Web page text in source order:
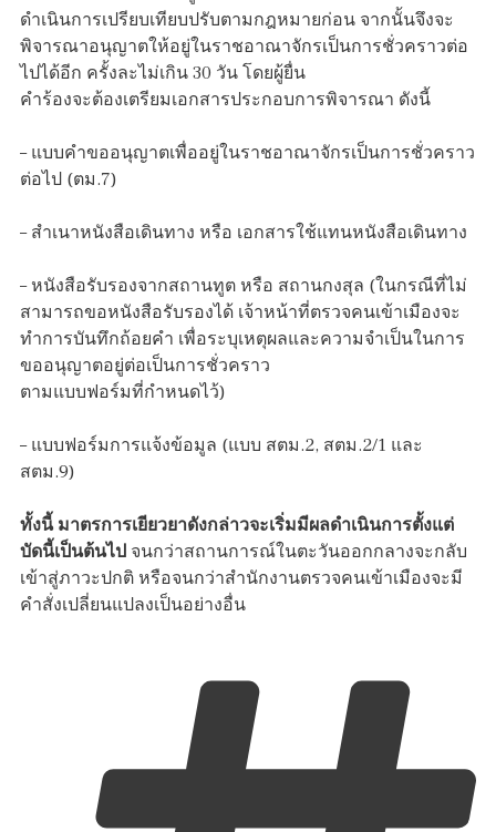
ดำเนินการเปรียบเทียบปรับตามกฎหมายก่อน จากนั้นจึงจะ
พิจารณาอนุญาตให้อยู่ในราชอาณาจักรเป็นการชั่วคราวต่อ
ไปได้อีก ครั้งละไม่เกิน 30 วัน โดยผู้ยื่น
คำร้องจะต้องเตรียมเอกสารประกอบการพิจารณา ดังนี้
– แบบคำขออนุญาตเพื่ออยู่ในราชอาณาจักรเป็นการชั่วคราว
ต่อไป (ตม.7)
– สำเนาหนังสือเดินทาง หรือ เอกสารใช้แทนหนังสือเดินทาง
– หนังสือรับรองจากสถานทูต หรือ สถานกงสุล (ในกรณีที่ไม่
สามารถขอหนังสือรับรองได้ เจ้าหน้าที่ตรวจคนเข้าเมืองจะ
ทำการบันทึกถ้อยคำ เพื่อระบุเหตุผลและความจำเป็นในการ
ขออนุญาตอยู่ต่อเป็นการชั่วคราว
ตามแบบฟอร์มที่กำหนดไว้)
– แบบฟอร์มการแจ้งข้อมูล (แบบ สตม.2, สตม.2/1 และ
สตม.9)
ทั้งนี้ มาตรการเยียวยาดังกล่าวจะเริ่มมีผลดำเนินการตั้งแต่
บัดนี้เป็นต้นไป จนกว่าสถานการณ์ในตะวันออกกลางจะกลับ
เข้าสู่ภาวะปกติ หรือจนกว่าสำนักงานตรวจคนเข้าเมืองจะมี
คำสั่งเปลี่ยนแปลงเป็นอย่างอื่น